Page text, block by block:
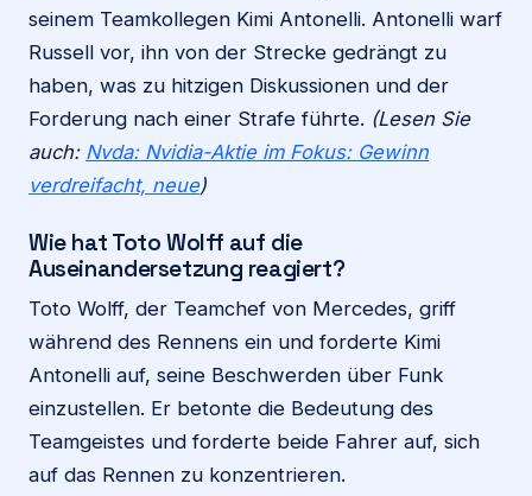
seinem Teamkollegen Kimi Antonelli. Antonelli warf
Russell vor, ihn von der Strecke gedrängt zu
haben, was zu hitzigen Diskussionen und der
Forderung nach einer Strafe führte. (Lesen Sie
auch: Nvda: Nvidia-Aktie im Fokus: Gewinn
verdreifacht, neue)
Wie hat Toto Wolff auf die
Auseinandersetzung reagiert?
Toto Wolff, der Teamchef von Mercedes, griff
während des Rennens ein und forderte Kimi
Antonelli auf, seine Beschwerden über Funk
einzustellen. Er betonte die Bedeutung des
Teamgeistes und forderte beide Fahrer auf, sich
auf das Rennen zu konzentrieren.